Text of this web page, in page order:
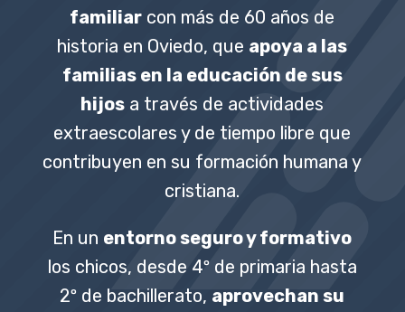
familiar con más de 60 años de
historia en Oviedo, que apoya a las
familias en la educación de sus
hijos a través de actividades
extraescolares y de tiempo libre que
contribuyen en su formación humana y
cristiana.
En un entorno seguro y formativo
los chicos, desde 4º de primaria hasta
2º de bachillerato, aprovechan su